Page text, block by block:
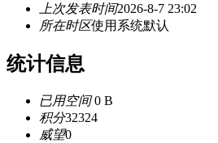
上次发表时间2026-8-7 23:02
所在时区使用系统默认
统计信息
已用空间0 B
积分32324
威望0